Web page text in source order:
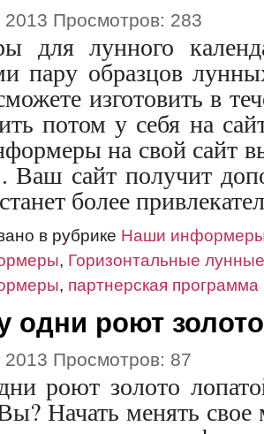
2013 Просмотров: 283
для лунного
пару образцов
изготовить в
потом у себя на
на свой сайт
Ваш сайт получит
более
в рубрике Наши
, Горизонтальные
, партнерская программа
одни роют
2013 Просмотров: 87
роют золото
Начать менять